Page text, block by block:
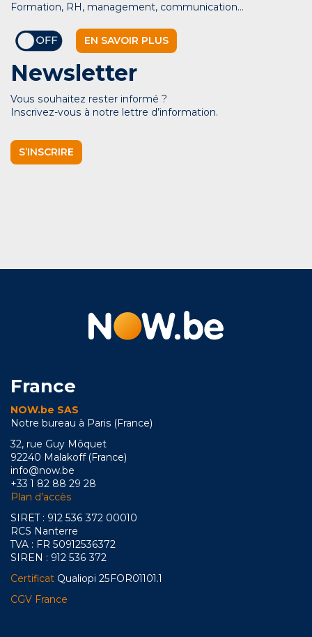
Formation, RH, management, communication…
EN SAVOIR PLUS
Newsletter
Vous souhaitez rester informé ?
Inscrivez-vous à notre lettre d’information.
S’INSCRIRE
France
NOW.be SAS
Notre bureau à Paris (France)
32, rue Guy Môquet
92240 Malakoff (France)
info@now.be
+33 1 82 88 29 28
Plan d’accès
SIRET : 912 536 372 00010
RCS Nanterre
TVA : FR 50912536372
SIREN : 912 536 372
Certificat Qualiopi 25FOR01101.1
CGV France